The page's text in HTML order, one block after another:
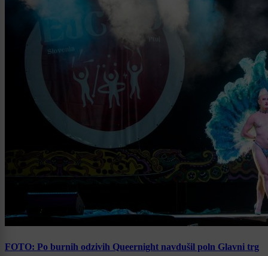
FOTO: Po burnih odzivih Queernight navdušil poln Glavni trg